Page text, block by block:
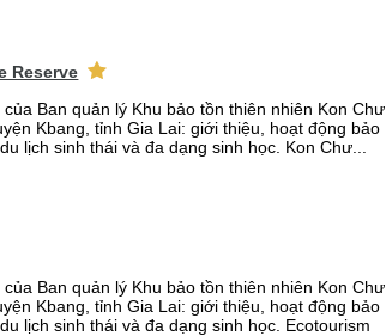
Reserve
Ban quản lý Khu bảo tồn thiên nhiên Kon Chư
Kbang, tỉnh Gia Lai: giới thiệu, hoạt động bảo
lịch sinh thái và đa dạng sinh học. Kon Chư...
Ban quản lý Khu bảo tồn thiên nhiên Kon Chư
Kbang, tỉnh Gia Lai: giới thiệu, hoạt động bảo
lịch sinh thái và đa dạng sinh học. Ecotourism